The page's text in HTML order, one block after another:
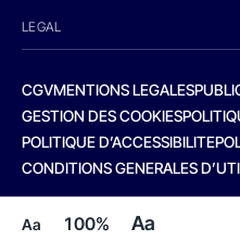
Aa 100% Aa
LEGAL
CGVMENTIONS LEGALES
GESTION DES COOKIES
POLITIQUE D’ACCESSIBILITE
CONDITIONS GENERALES